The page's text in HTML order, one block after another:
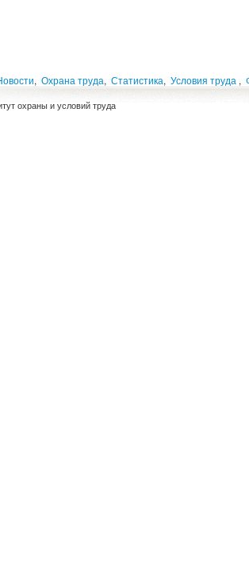
, Охрана труда, Статистика, Условия труда ,
охраны и условий труда